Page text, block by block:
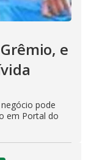
e
pode
em Portal do